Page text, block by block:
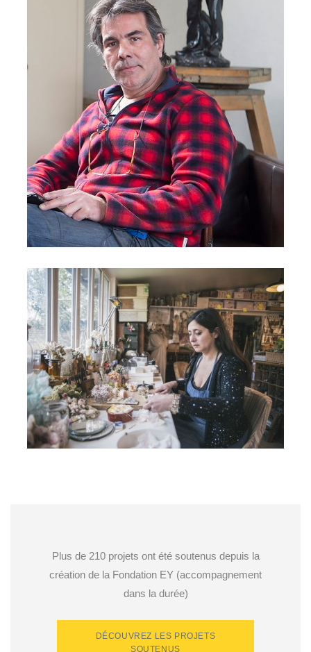
CANDIDE RIBEIRO-REIS
Bronzier, Vitry-sur-Seine
SÉVERINA LARTIGUE
Créatrice de fleurs de soie, Lisieux
Plus de 210 projets ont été soutenus depuis la
création de la Fondation EY (accompagnement
dans la durée)
DÉCOUVREZ LES PROJETS
SOUTENUS